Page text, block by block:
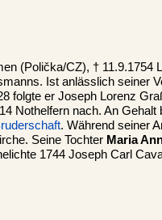
(Polička/CZ), † 11.9.1754
Ist anlässlich seiner
folgte er Joseph Lorenz
Nothelfern nach. An Gehalt
. Während seiner
Seine Tochter Maria
1744 Joseph Carl